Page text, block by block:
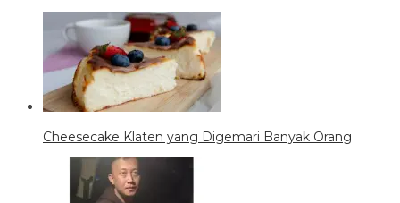
Cheesecake Klaten yang Digemari Banyak Orang